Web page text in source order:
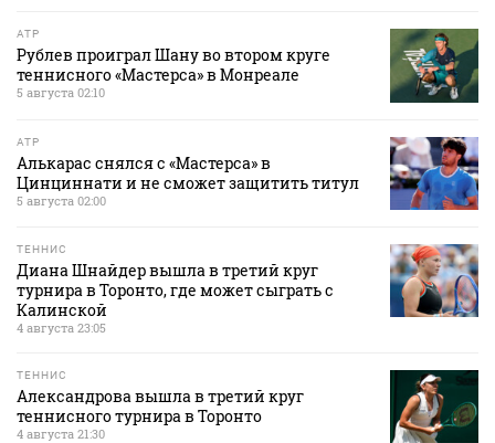
ATP
Рублев проиграл Шану во втором круге
теннисного «Мастерса» в Монреале
5 августа 02:10
ATP
Алькарас снялся с «Мастерса» в
Цинциннати и не сможет защитить титул
5 августа 02:00
ТЕННИС
Диана Шнайдер вышла в третий круг
турнира в Торонто, где может сыграть с
Калинской
4 августа 23:05
ТЕННИС
Александрова вышла в третий круг
теннисного турнира в Торонто
4 августа 21:30